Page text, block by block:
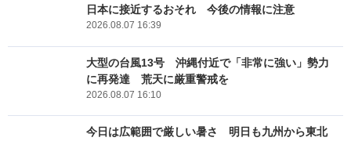
日本に接近するおそれ 今後の情報に注意
2026.08.07 16:39
大型の台風13号 沖縄付近で「非常に強い」勢力
に再発達 荒天に厳重警戒を
2026.08.07 16:10
今日は広範囲で厳しい暑さ 明日も九州から東北